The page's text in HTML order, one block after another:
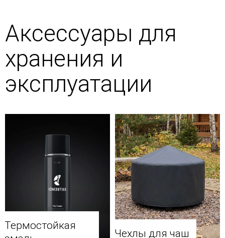
Аксессуары для
хранения и
эксплуатации
Термостойкая
Чехлы для чаш